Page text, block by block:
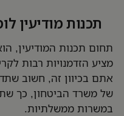
תכנות מודיעין
תחום תכנות המודיעין,
מציע הזדמנויות רבות
אתם בכיוון זה, חשוב
של משרד הביטחון, כך
במשרות ממשלתיות.